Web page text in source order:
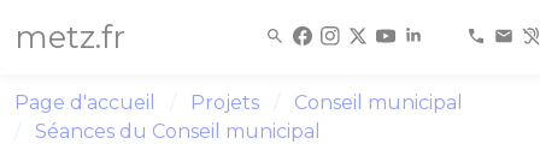
metz.fr
Page d'accueil Projets
Conseil municipal
Séances du Conseil municipal